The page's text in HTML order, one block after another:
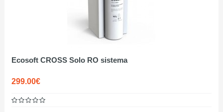
Ecosoft CROSS Solo RO sistema
299.00€